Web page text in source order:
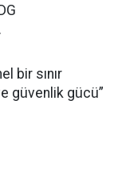
bir sınır
güvenlik gücü”